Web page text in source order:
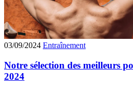
03/09/2024 Entraînement
Notre sélection des meilleurs
2024